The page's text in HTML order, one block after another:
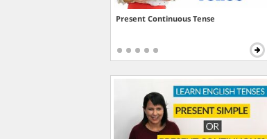
Present Continuous Tense